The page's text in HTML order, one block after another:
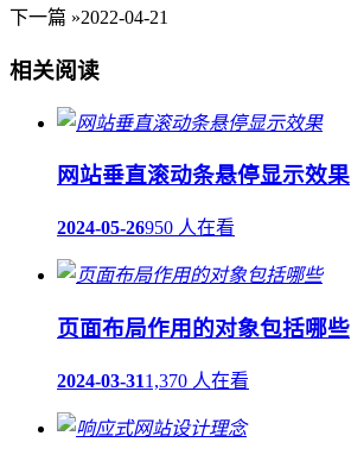
下一篇 »2022-04-21
相关阅读
网站垂直滚动条悬停显示效果
2024-05-26950 人在看
页面布局作用的对象包括哪些
2024-03-311,370 人在看